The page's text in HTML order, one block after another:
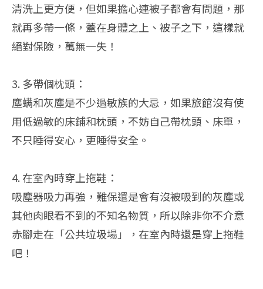
清洗上更方便，但如果擔心連被子都會有問題，那
就再多帶一條，蓋在身體之上、被子之下，這樣就
絕對保險，萬無一失！
3. 多帶個枕頭：
塵螨和灰塵是不少過敏族的大忌，如果旅館沒有使
用低過敏的床鋪和枕頭，不妨自己帶枕頭、床單，
不只睡得安心，更睡得安全。
4. 在室內時穿上拖鞋：
吸塵器吸力再強，難保還是會有沒被吸到的灰塵或
其他肉眼看不到的不知名物質，所以除非你不介意
赤腳走在「公共垃圾場」，在室內時還是穿上拖鞋
吧！